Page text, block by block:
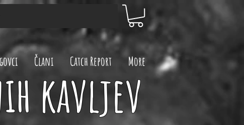
Člani Catch Report More
kavljev